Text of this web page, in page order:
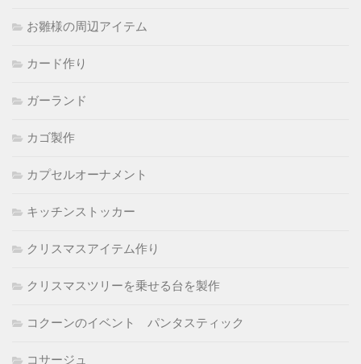
お雛様の周辺アイテム
カード作り
ガーランド
カゴ製作
カプセルオーナメント
キッチンストッカー
クリスマスアイテム作り
クリスマスツリーを乗せる台を製作
コクーンのイベント パンタスティック
コサージュ